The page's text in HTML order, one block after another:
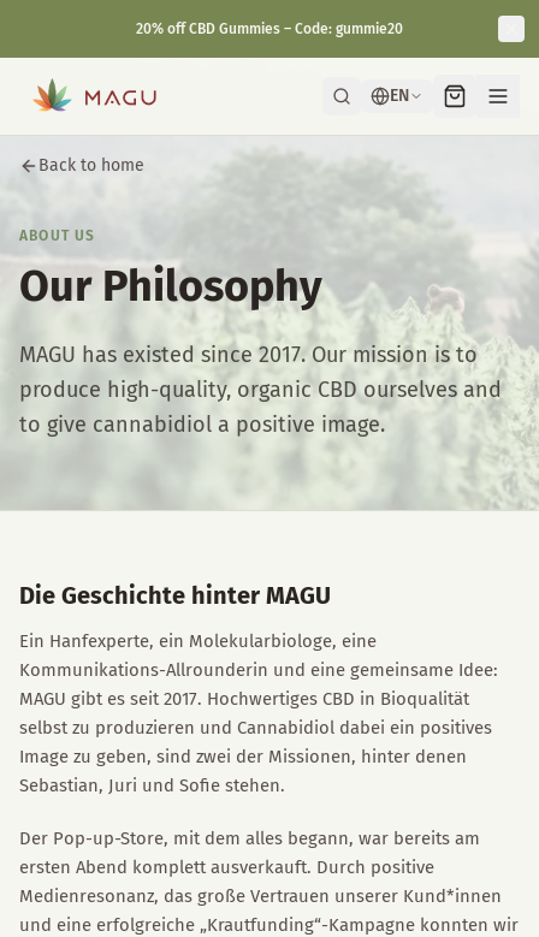
EN
Back to home
ABOUT US
Our Philosophy
MAGU has existed since 2017. Our mission is to
produce high-quality, organic CBD ourselves and
to give cannabidiol a positive image.
Die Geschichte hinter MAGU
Ein Hanfexperte, ein Molekularbiologe, eine
Kommunikations-Allrounderin und eine gemeinsame Idee:
MAGU gibt es seit 2017. Hochwertiges CBD in Bioqualität
selbst zu produzieren und Cannabidiol dabei ein positives
Image zu geben, sind zwei der Missionen, hinter denen
Sebastian, Juri und Sofie stehen.
Der Pop-up-Store, mit dem alles begann, war bereits am
ersten Abend komplett ausverkauft. Durch positive
Medienresonanz, das große Vertrauen unserer Kund*innen
und eine erfolgreiche „Krautfunding“-Kampagne konnten wir
20% off CBD Gummies – Code: gummie20